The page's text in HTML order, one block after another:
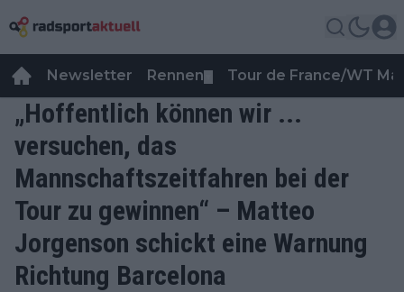
Newsletter Rennen Tour de France/WT
„Hoffentlich können wir ...
versuchen, das
Mannschaftszeitfahren bei der
Tour zu gewinnen“ – Matteo
Jorgenson schickt eine Warnung
Richtung Barcelona